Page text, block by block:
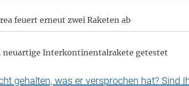
feuert erneut zwei Raketen ab
neuartige Interkontinentalrakete getestet
gehalten, was er versprochen hat? Sind